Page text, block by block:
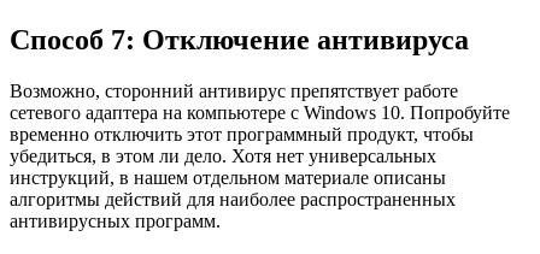
Способ 7: Отключение антивируса
Возможно, сторонний антивирус препятствует работе
сетевого адаптера на компьютере с Windows 10. Попробуйте
временно отключить этот программный продукт, чтобы
убедиться, в этом ли дело. Хотя нет универсальных
инструкций, в нашем отдельном материале описаны
алгоритмы действий для наиболее распространенных
антивирусных программ.